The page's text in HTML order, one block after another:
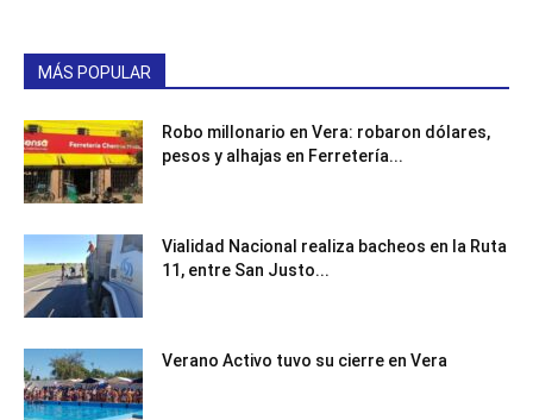
MÁS POPULAR
Robo millonario en Vera: robaron dólares,
pesos y alhajas en Ferretería...
Vialidad Nacional realiza bacheos en la Ruta
11, entre San Justo...
Verano Activo tuvo su cierre en Vera